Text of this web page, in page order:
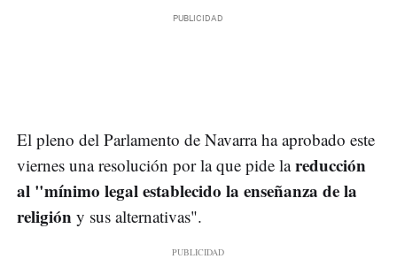
El pleno del Parlamento de Navarra ha aprobado este
viernes una resolución por la que pide lareducción
al "mínimo legal establecido la enseñanza de la
religión y sus alternativas".